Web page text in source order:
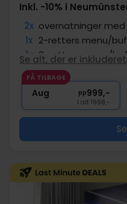
Inkl. -10% i
2x overnatninger
1x 2-retters menu/
1x 3-retters menu/
∞ 10% rabat i
2x kaffe to go
Se alt, der er inkluderet
FÅ TILBAGE
Aug pp999,-
I alt 1998,-